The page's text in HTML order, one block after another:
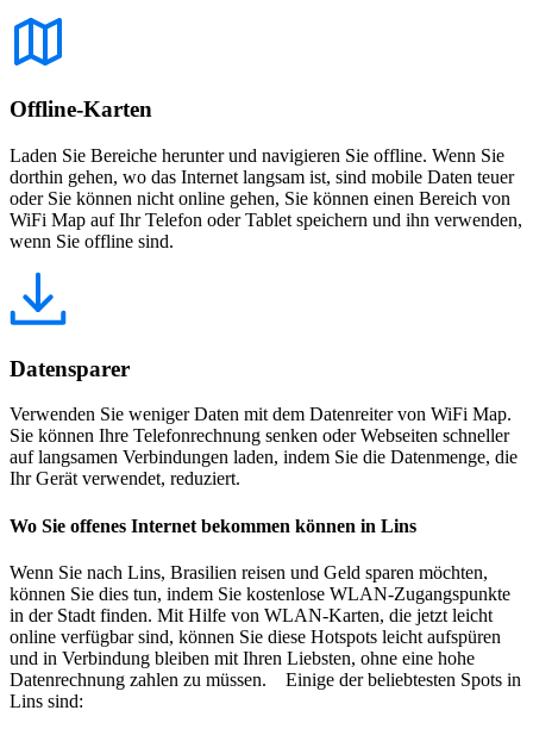
Offline-Karten
Laden Sie Bereiche herunter und navigieren Sie offline. Wenn Sie
dorthin gehen, wo das Internet langsam ist, sind mobile Daten teuer
oder Sie können nicht online gehen, Sie können einen Bereich von
WiFi Map auf Ihr Telefon oder Tablet speichern und ihn verwenden,
wenn Sie offline sind.
Datensparer
Verwenden Sie weniger Daten mit dem Datenreiter von WiFi Map.
Sie können Ihre Telefonrechnung senken oder Webseiten schneller
auf langsamen Verbindungen laden, indem Sie die Datenmenge, die
Ihr Gerät verwendet, reduziert.
Wo Sie offenes Internet bekommen können in Lins
Wenn Sie nach Lins, Brasilien reisen und Geld sparen möchten,
können Sie dies tun, indem Sie kostenlose WLAN-Zugangspunkte
in der Stadt finden. Mit Hilfe von WLAN-Karten, die jetzt leicht
online verfügbar sind, können Sie diese Hotspots leicht aufspüren
und in Verbindung bleiben mit Ihren Liebsten, ohne eine hohe
Datenrechnung zahlen zu müssen. Einige der beliebtesten Spots in
Lins sind: